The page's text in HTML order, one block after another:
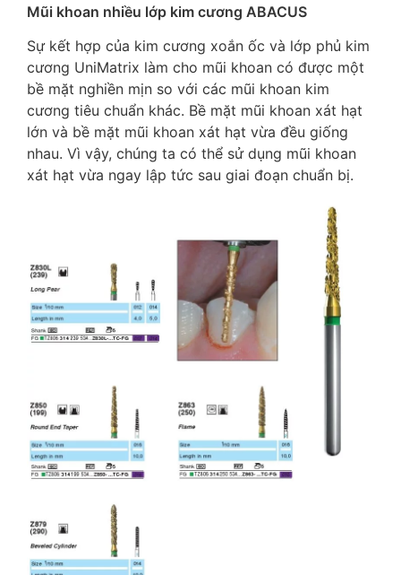
Mũi khoan nhiều lớp kim cương ABACUS
Sự kết hợp của kim cương xoắn ốc và lớp phủ kim
cương UniMatrix làm cho mũi khoan có được một
bề mặt nghiền mịn so với các mũi khoan kim
cương tiêu chuẩn khác. Bề mặt mũi khoan xát hạt
lớn và bề mặt mũi khoan xát hạt vừa đều giống
nhau. Vì vậy, chúng ta có thể sử dụng mũi khoan
xát hạt vừa ngay lập tức sau giai đoạn chuẩn bị.